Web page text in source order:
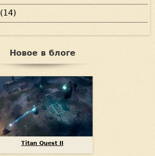
(14)
Новое в блоге
Titan Quest II